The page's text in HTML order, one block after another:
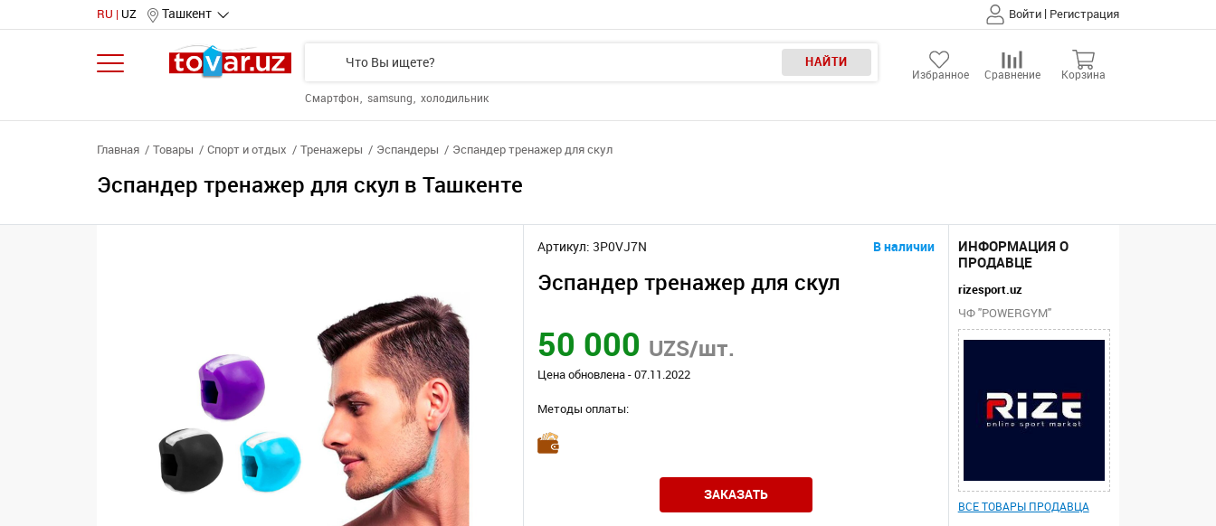
RU UZ Ташкент Войти | Регистрация
НАЙТИ
Смартфон samsung холодильник
Избранное Сравнение Корзина
Главная Товары Спорт и отдых Тренажеры Эспандеры Эспандер тренажер для скул
Эспандер тренажер для скул в Ташкенте
Артикул: 3P0VJ7N В наличии
Эспандер тренажер для скул
50 000 UZS/шт.
Цена обновлена - 07.11.2022
Методы оплаты:
ЗАКАЗАТЬ
ИНФОРМАЦИЯ О
ПРОДАВЦЕ
rizesport.uz
ЧФ "POWERGYM"
ВСЕ ТОВАРЫ ПРОДАВЦА